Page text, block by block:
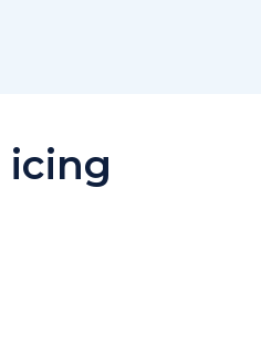
icing